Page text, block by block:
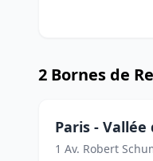
2 Bornes de
Paris -
1 Av. Robert